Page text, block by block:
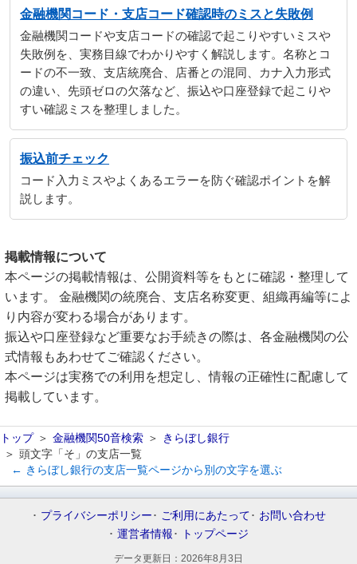
金融機関コード・支店コード確認時のミスと失敗例
金融機関コードや支店コードの確認で起こりやすいミスや
失敗例を、実務目線でわかりやすく解説します。名称とコ
ードの不一致、支店統廃合、店番との混同、カナ入力形式
の違い、先頭ゼロの欠落など、振込や口座登録で起こりや
すい確認ミスを整理しました。
振込前チェック
コード入力ミスやよくあるエラーを防ぐ確認ポイントを解
説します。
掲載情報について
本ページの掲載情報は、公開資料等をもとに確認・整理して
います。 金融機関の統廃合、支店名称変更、組織再編等によ
り内容が変わる場合があります。
振込や口座登録など重要なお手続きの際は、各金融機関の公
式情報もあわせてご確認ください。
本ページは実務での利用を想定し、情報の正確性に配慮して
掲載しています。
トップ 金融機関50音検索
きらぼし銀行
頭文字「そ」の支店一覧
← きらぼし銀行の支店一覧ページから別の文字を選ぶ
プライバシーポリシー ご利用にあたって
お問い合わせ
運営者情報
トップページ
データ更新日： 2026年8月3日